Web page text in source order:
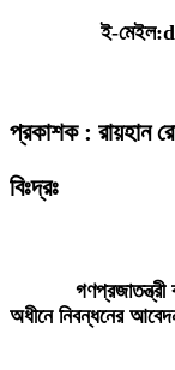
ই-
প্রকাশক : রায়হান
বিঃদ্রঃ
গণপ্রজাতন্ত্রী
অধীনে নিবন্ধনের